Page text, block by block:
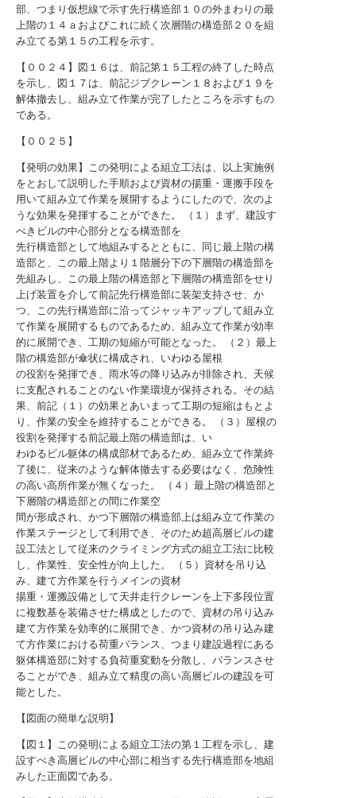
部、つまり仮想線で示す先行構造部１０の外まわりの最
上階の１４ａおよびこれに続く次層階の構造部２０を組
み立てる第１５の工程を示す。
【００２４】図１６は、前記第１５工程の終了した時点
を示し、図１７は、前記ジブクレーン１８および１９を
解体撤去し、組み立て作業が完了したところを示すもの
である。
【００２５】
【発明の効果】この発明による組立工法は、以上実施例
をとおして説明した手順および資材の揚重・運搬手段を
用いて組み立て作業を展開するようにしたので、次のよ
うな効果を発揮することができた。 （１）まず、建設す
べきビルの中心部分となる構造部を
先行構造部として地組みするとともに、同じ最上階の構
造部と、この最上階より１階層分下の下層階の構造部を
先組みし、この最上階の構造部と下層階の構造部をせり
上げ装置を介して前記先行構造部に装架支持させ、か
つ、この先行構造部に沿ってジャッキアップして組み立
て作業を展開するものであるため、組み立て作業が効率
的に展開でき、工期の短縮が可能となった。 （２）最上
階の構造部が傘状に構成され、いわゆる屋根
の役割を発揮でき、雨水等の降り込みが排除され、天候
に支配されることのない作業環境が保持される。その結
果、前記（１）の効果とあいまって工期の短縮はもとよ
り、作業の安全を維持することができる。 （３）屋根の
役割を発揮する前記最上階の構造部は、い
わゆるビル躯体の構成部材であるため、組み立て作業終
了後に、従来のような解体撤去する必要はなく、危険性
の高い高所作業が無くなった。 （４）最上階の構造部と
下層階の構造部との間に作業空
間が形成され、かつ下層階の構造部上は組み立て作業の
作業ステージとして利用でき、そのため超高層ビルの建
設工法として従来のクライミング方式の組立工法に比較
し、作業性、安全性が向上した。 （５）資材を吊り込
み、建て方作業を行うメインの資材
揚重・運搬設備として天井走行クレーンを上下多段位置
に複数基を装備させた構成としたので、資材の吊り込み
建て方作業を効率的に展開でき、かつ資材の吊り込み建
て方作業における荷重バランス、つまり建設過程にある
躯体構造部に対する負荷重変動を分散し、バランスさせ
ることができ、組み立て精度の高い高層ビルの建設を可
能とした。
【図面の簡単な説明】
【図１】この発明による組立工法の第１工程を示し、建
設すべき高層ビルの中心部に相当する先行構造部を地組
みした正面図である。